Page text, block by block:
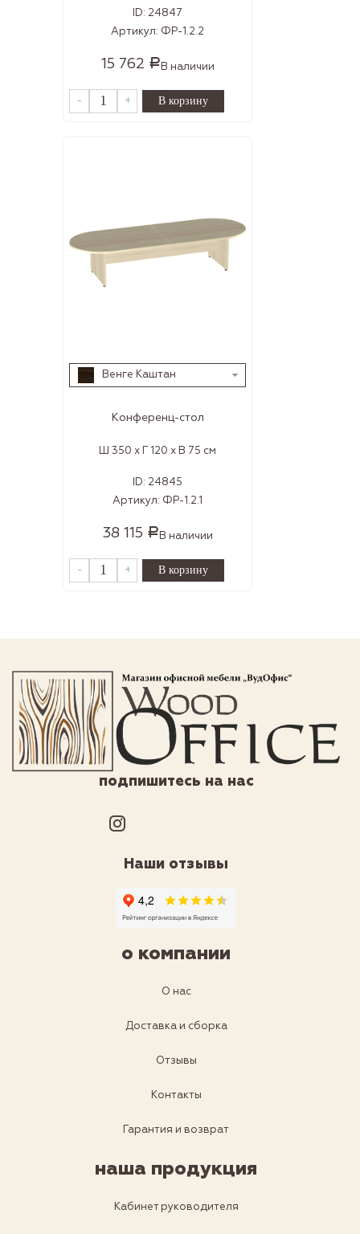
ID: 24847
Артикул: ФР-1.2.2
15 762 Р В наличии
- +
Венге Каштан
Конференц-стол
Ш 350 x Г 120 x В 75 см
ID: 24845
Артикул: ФР-1.2.1
38 115 Р В наличии
- +
подпишитесь на нас
Наши отзывы
о компании
О нас
Доставка и сборка
Отзывы
Контакты
Гарантия и возврат
наша продукция
Кабинет руководителя